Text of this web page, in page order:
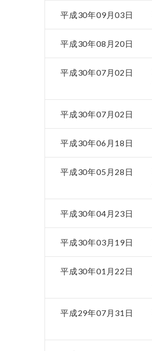
平成30年09月03日
平成30年08月20日
平成30年07月02日
平成30年07月02日
平成30年06月18日
平成30年05月28日
平成30年04月23日
平成30年03月19日
平成30年01月22日
平成29年07月31日